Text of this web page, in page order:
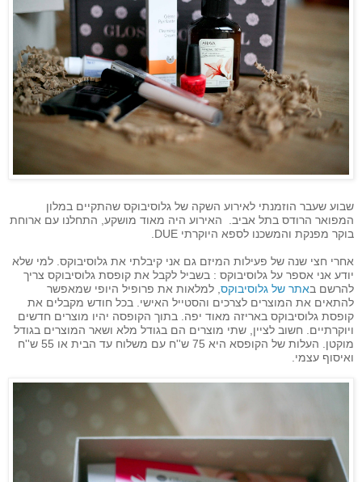
שבוע שעבר הוזמנתי לאירוע השקה של גלוסיבוקס שהתקיים במלון
המפואר הרודס בתל אביב. האירוע היה מאוד מושקע, התחלנו עם ארוחת
בוקר מפנקת והמשכנו לספא היוקרתי DUE.
אחרי חצי שנה של פעילות המיזם גם אני קיבלתי את גלוסיבוקס. למי שלא
יודע אני אספר על גלוסיבוקס : בשביל לקבל את קופסת גלוסיבוקס צריך
להרשם באתר של גלוסיבוקס, למלאות את פרופיל היופי שמאפשר
להתאים את המוצרים לצרכים והסטייל האישי. בכל חודש מקבלים את
קופסת גלוסיבוקס באריזה מאוד יפה. בתוך הקופסה יהיו מוצרים חדשים
ויוקרתיים. חשוב לציין, שתי מוצרים הם בגודל מלא ושאר המוצרים בגודל
מוקטן. העלות של הקופסא היא 75 ש''ח עם משלוח עד הבית או 55 ש''ח
ואיסוף עצמי.